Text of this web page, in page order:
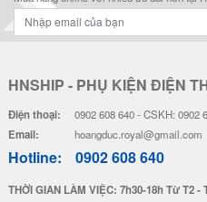
u Luck Cat
28.000 đ
Đơn giá
Số lượng
24.000 đ
5-19
22.000 đ
20-49